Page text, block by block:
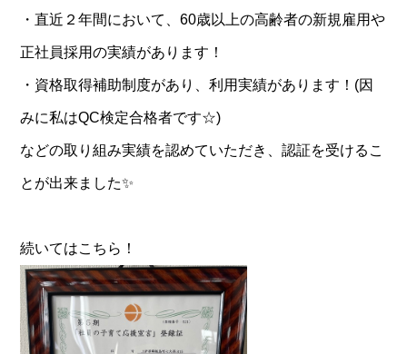
・直近２年間において、60歳以上の高齢者の新規雇用や
正社員採用の実績があります！
・資格取得補助制度があり、利用実績があります！(因
みに私はQC検定合格者です☆)
などの取り組み実績を認めていただき、認証を受けるこ
とが出来ました✨
続いてはこちら！